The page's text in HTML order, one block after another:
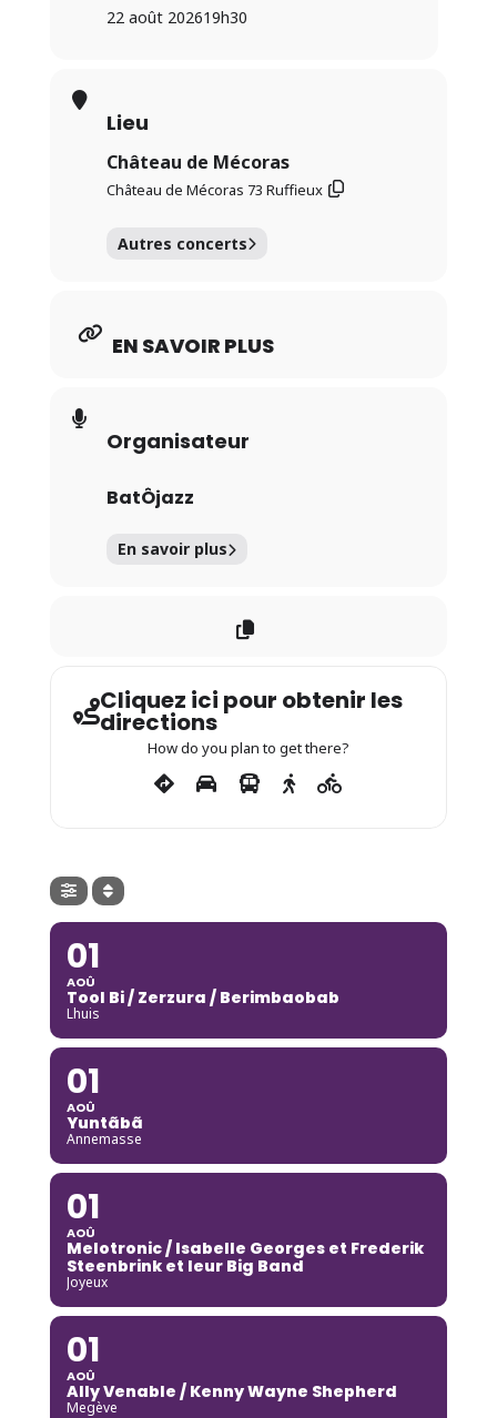
22 août 202619h30
Lieu
Château de Mécoras
Château de Mécoras 73 Ruffieux
Autres concerts
EN SAVOIR PLUS
Organisateur
BatÔjazz
En savoir plus
Cliquez ici pour obtenir les
directions
How do you plan to get there?
01
AOÛ
Tool Bi / Zerzura / Berimbaobab
Lhuis
01
AOÛ
Yuntãbã
Annemasse
01
AOÛ
Melotronic / Isabelle Georges et Frederik
Steenbrink et leur Big Band
Joyeux
01
AOÛ
Ally Venable / Kenny Wayne Shepherd
Megève